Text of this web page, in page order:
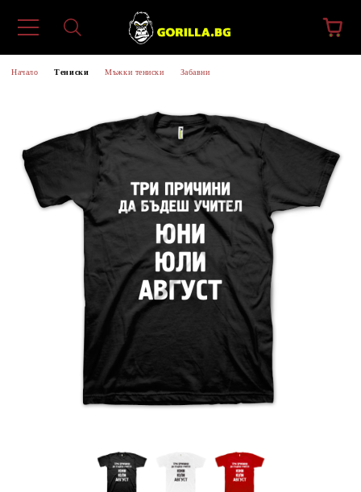
Начало Тениски Мъжки тениски Забавни